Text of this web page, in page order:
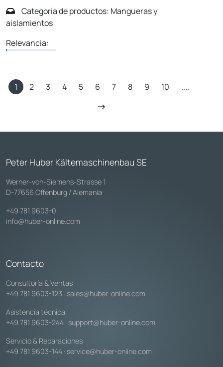
Categoría de productos: Mangueras y
aislamientos
Relevancia:
1 2 3 4 5 6 7 8 9 10 ....
Peter Huber Kältemaschinenbau SE
Werner-von-Siemens-Strasse 1
D-77656 Offenburg / Alemania
+49 781 9603-0
info@huber-online.com
Contacto
Consultoría & Ventas
+49 781 9603-123 · sales@huber-online.com
Asistencia técnica
+49 781 9603-244 · support@huber-online.com
Servicio & Reparaciones
+49 781 9603-144 · service@huber-online.com